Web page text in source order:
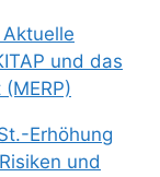
und das
Erhöhung
und